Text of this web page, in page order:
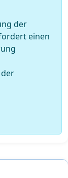
Ladesäulen
und Plug-
und
dieser
ist
blockierenden
um die
der
einen